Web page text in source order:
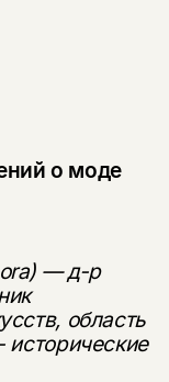
о моде
— д-р
область
исторические